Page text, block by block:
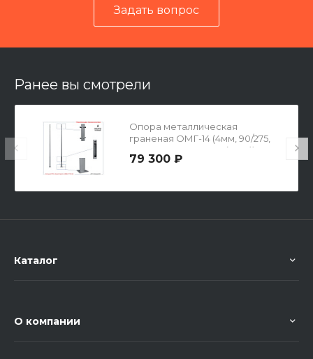
Задать вопрос
Ранее вы смотрели
Опора металлическая
граненая ОМГ-14 (4мм, 90/275,
495х495х16-400-4х32(М30))
79 300 ₽
Каталог
О компании